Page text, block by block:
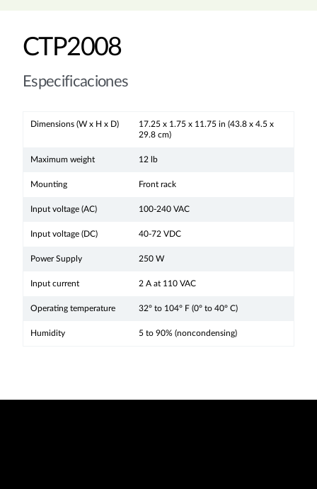
CTP2008
Especificaciones
Dimensions (W x H x D)
17.25 x 1.75 x 11.75 in (43.8 x 4.5 x
29.8 cm)
Maximum weight 12 lb
Mounting Front rack
Input voltage (AC) 100-240 VAC
Input voltage (DC) 40-72 VDC
Power Supply 250 W
Input current 2 A at 110 VAC
Operating temperature 32° to 104° F (0° to 40° C)
Humidity 5 to 90% (noncondensing)